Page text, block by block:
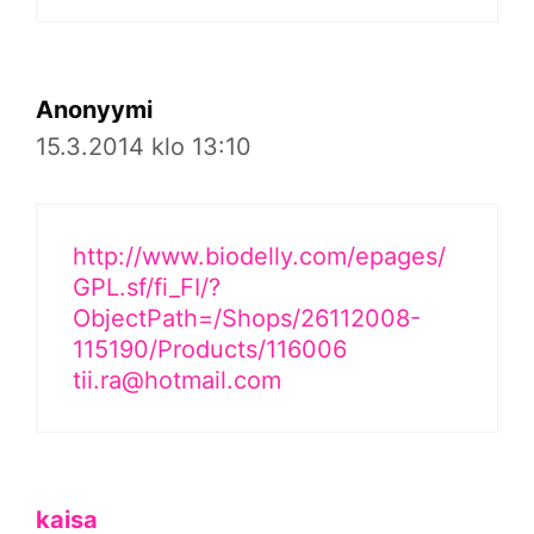
Anonyymi
15.3.2014 klo 13:10
http://www.biodelly.com/epages/
GPL.sf/fi_FI/?
ObjectPath=/Shops/26112008-
115190/Products/116006
tii.ra@hotmail.com
kaisa